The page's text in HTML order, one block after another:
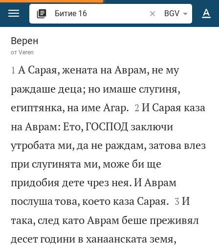
Преминете към съдържанието
Търсете стих или
BGV
Битие 16
Верен
отVeren

1 А Сарая, жената на Аврам, не му
раждаше деца; но имаше слугиня,
египтянка, на име Агар. 

2 И Сарая каза
на Аврам: Ето, ГОСПОД заключи
утробата ми, да не раждам, затова влез
при слугинята ми, може би ще
придобия дете чрез нея. И Аврам
послуша това, което каза Сарая. 

3 И
така, след като Аврам беше преживял
десет години в ханаанската земя,